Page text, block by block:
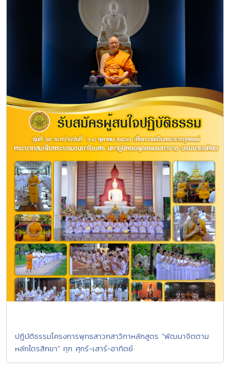
ปฏิบัติธรรมโครงการพุทธสาวกสาวิกาหลักสูตร “พัฒนาจิตตาม
หลักไตรสิกขา” ทุก ศุกร์-เสาร์-อาทิตย์